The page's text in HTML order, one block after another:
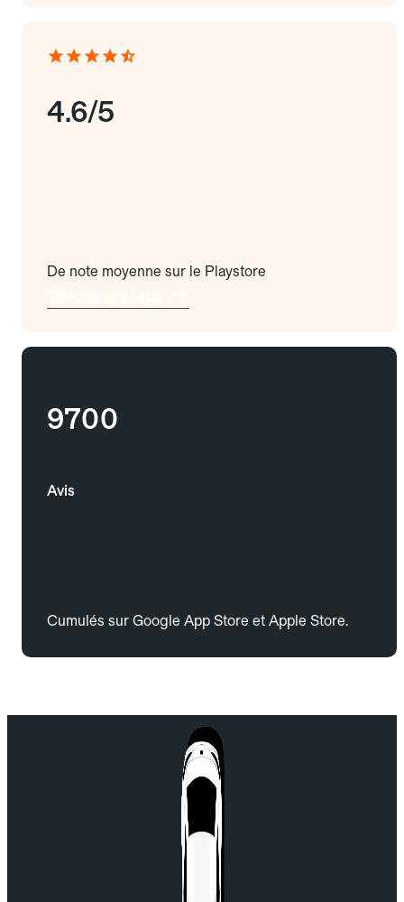
4.6/5
De note moyenne sur le Playstore
9700
Avis
Cumulés sur Google App Store et Apple Store.